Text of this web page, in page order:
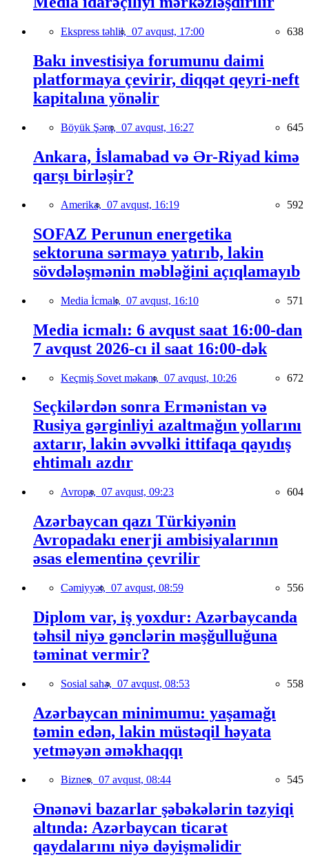
Ekspress təhlil, 07 avqust, 17:00 638
Bakı investisiya forumunu daimi
platformaya çevirir, diqqət qeyri-neft
kapitalına yönəlir
Böyük Şərq, 07 avqust, 16:27 645
Ankara, İslamabad və Ər-Riyad kimə
qarşı birləşir?
Amerika, 07 avqust, 16:19 592
SOFAZ Perunun energetika
sektoruna sərmayə yatırıb, lakin
sövdələşmənin məbləğini açıqlamayıb
Media İcmalı, 07 avqust, 16:10 571
Media icmalı: 6 avqust saat 16:00-dan
7 avqust 2026-cı il saat 16:00-dək
Keçmiş Sovet məkanı, 07 avqust, 10:26 672
Seçkilərdən sonra Ermənistan və
Rusiya gərginliyi azaltmağın yollarını
axtarır, lakin əvvəlki ittifaqa qayıdış
ehtimalı azdır
Avropa, 07 avqust, 09:23 604
Azərbaycan qazı Türkiyənin
Avropadakı enerji ambisiyalarının
əsas elementinə çevrilir
Cəmiyyət, 07 avqust, 08:59 556
Diplom var, iş yoxdur: Azərbaycanda
təhsil niyə gənclərin məşğulluğuna
təminat vermir?
Sosial sahə, 07 avqust, 08:53 558
Azərbaycan minimumu: yaşamağı
təmin edən, lakin müstəqil həyata
yetməyən əməkhaqqı
Biznes, 07 avqust, 08:44 545
Ənənəvi bazarlar şəbəkələrin təzyiqi
altında: Azərbaycan ticarət
qaydalarını niyə dəyişməlidir